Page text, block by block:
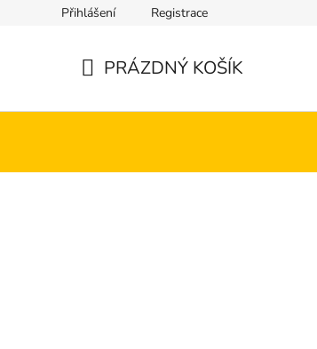
Přihlášení Registrace
PRÁZDNÝ KOŠÍK